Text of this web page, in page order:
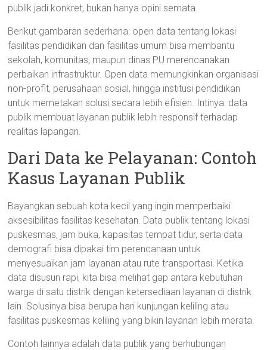
publik jadi konkret, bukan hanya opini semata.
Berikut gambaran sederhana: open data tentang lokasi
fasilitas pendidikan dan fasilitas umum bisa membantu
sekolah, komunitas, maupun dinas PU merencanakan
perbaikan infrastruktur. Open data memungkinkan organisasi
non-profit, perusahaan sosial, hingga institusi pendidikan
untuk memetakan solusi secara lebih efisien. Intinya: data
publik membuat layanan publik lebih responsif terhadap
realitas lapangan.
Dari Data ke Pelayanan: Contoh
Kasus Layanan Publik
Bayangkan sebuah kota kecil yang ingin memperbaiki
aksesibilitas fasilitas kesehatan. Data publik tentang lokasi
puskesmas, jam buka, kapasitas tempat tidur, serta data
demografi bisa dipakai tim perencanaan untuk
menyesuaikan jam layanan atau rute transportasi. Ketika
data disusun rapi, kita bisa melihat gap antara kebutuhan
warga di satu distrik dengan ketersediaan layanan di distrik
lain. Solusinya bisa berupa hari kunjungan keliling atau
fasilitas puskesmas keliling yang bikin layanan lebih merata.
Contoh lainnya adalah data publik yang berhubungan